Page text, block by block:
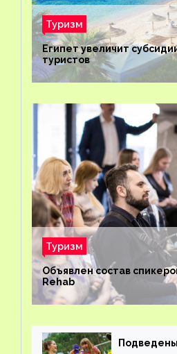
Туризм
Египет увеличит
туристов
Туризм
Объявлен состав
Rehab
Подведены